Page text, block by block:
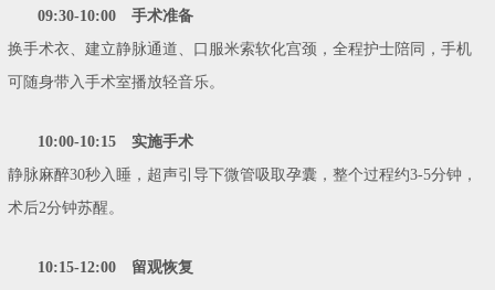
09:30-10:00 手术准备
换手术衣、建立静脉通道、口服米索软化宫颈，全程护士陪同，手机
可随身带入手术室播放轻音乐。
10:00-10:15 实施手术
静脉麻醉30秒入睡，超声引导下微管吸取孕囊，整个过程约3-5分钟，
术后2分钟苏醒。
10:15-12:00 留观恢复